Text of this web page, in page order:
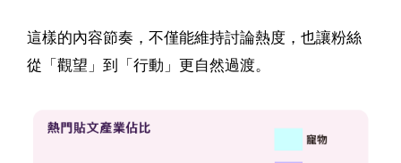
這樣的內容節奏，不僅能維持討論熱度，也讓粉絲
從「觀望」到「行動」更自然過渡。